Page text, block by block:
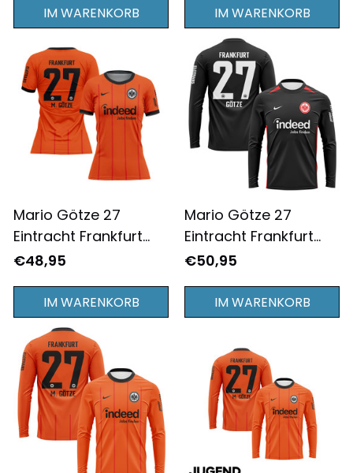
Jugend - Komplett
Bedruckt - Schwarz
IM WARENKORB
Damen - Komplett
Bedruckt - Schwarz
IM WARENKORB
Mario Götze 27
Eintracht Frankfurt
2024/25
Damen - Komplett
Bedruckt - Orange
€48,95
IM WARENKORB
Mario Götze 27
Eintracht Frankfurt
2024/25
Langarm für Herren -
Komplett Bedruckt -
Schwarz
€50,95
IM WARENKORB